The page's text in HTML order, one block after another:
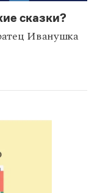
сказки?
Иванушка